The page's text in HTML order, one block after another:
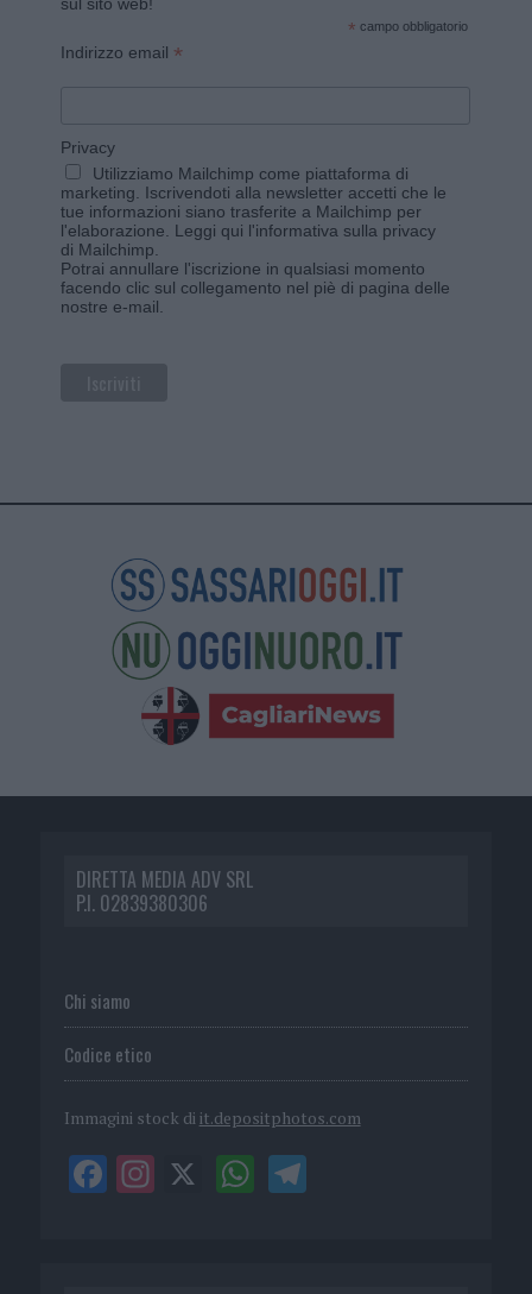
* campo obbligatorio
Indirizzo email *
Privacy
Utilizziamo Mailchimp come piattaforma di
marketing. Iscrivendoti alla newsletter accetti che le
tue informazioni siano trasferite a Mailchimp per
l'elaborazione. Leggi qui l'informativa sulla privacy
di Mailchimp
Potrai annullare l'iscrizione in qualsiasi momento
facendo clic sul collegamento nel piè di pagina delle
nostre e-mail.
DIRETTA MEDIA ADV SRL
P.I. 02839380306
Chi siamo
Codice etico
Immagini stock di it.depositphotos.com